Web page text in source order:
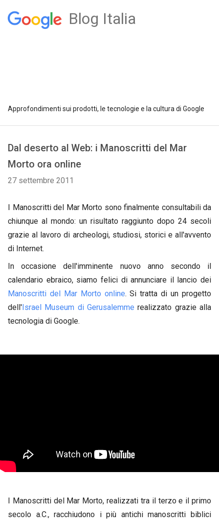
Blog Italia
Approfondimenti sui prodotti, le tecnologie e la cultura di Google
Dal deserto al Web: i Manoscritti del Mar
Morto ora online
27 settembre 2011
I Manoscritti del Mar Morto sono finalmente consultabili da
chiunque al mondo: un risultato raggiunto dopo 24 secoli
grazie al lavoro di archeologi, studiosi, storici e all'avvento
di Internet.
In occasione dell'imminente nuovo anno secondo il
calendario ebraico, siamo felici di annunciare il lancio dei
Manoscritti del Mar Morto online. Si tratta di un progetto
dell'Israel Museum di Gerusalemmerealizzato grazie alla
tecnologia di Google.
I Manoscritti del Mar Morto, realizzati tra il terzo e il primo
secolo a.C., racchiudono i più antichi manoscritti biblici